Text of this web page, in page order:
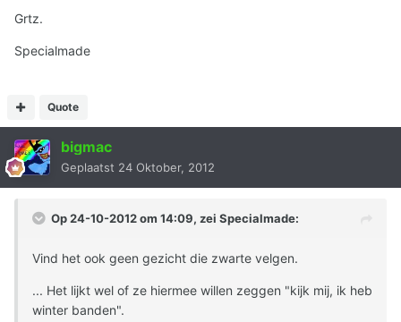
Grtz.
Specialmade
Quote
bigmac
Geplaatst 24 Oktober, 2012
Op 24-10-2012 om 14:09, zei Specialmade:
Vind het ook geen gezicht die zwarte velgen.
... Het lijkt wel of ze hiermee willen zeggen "kijk mij, ik heb
winter banden".